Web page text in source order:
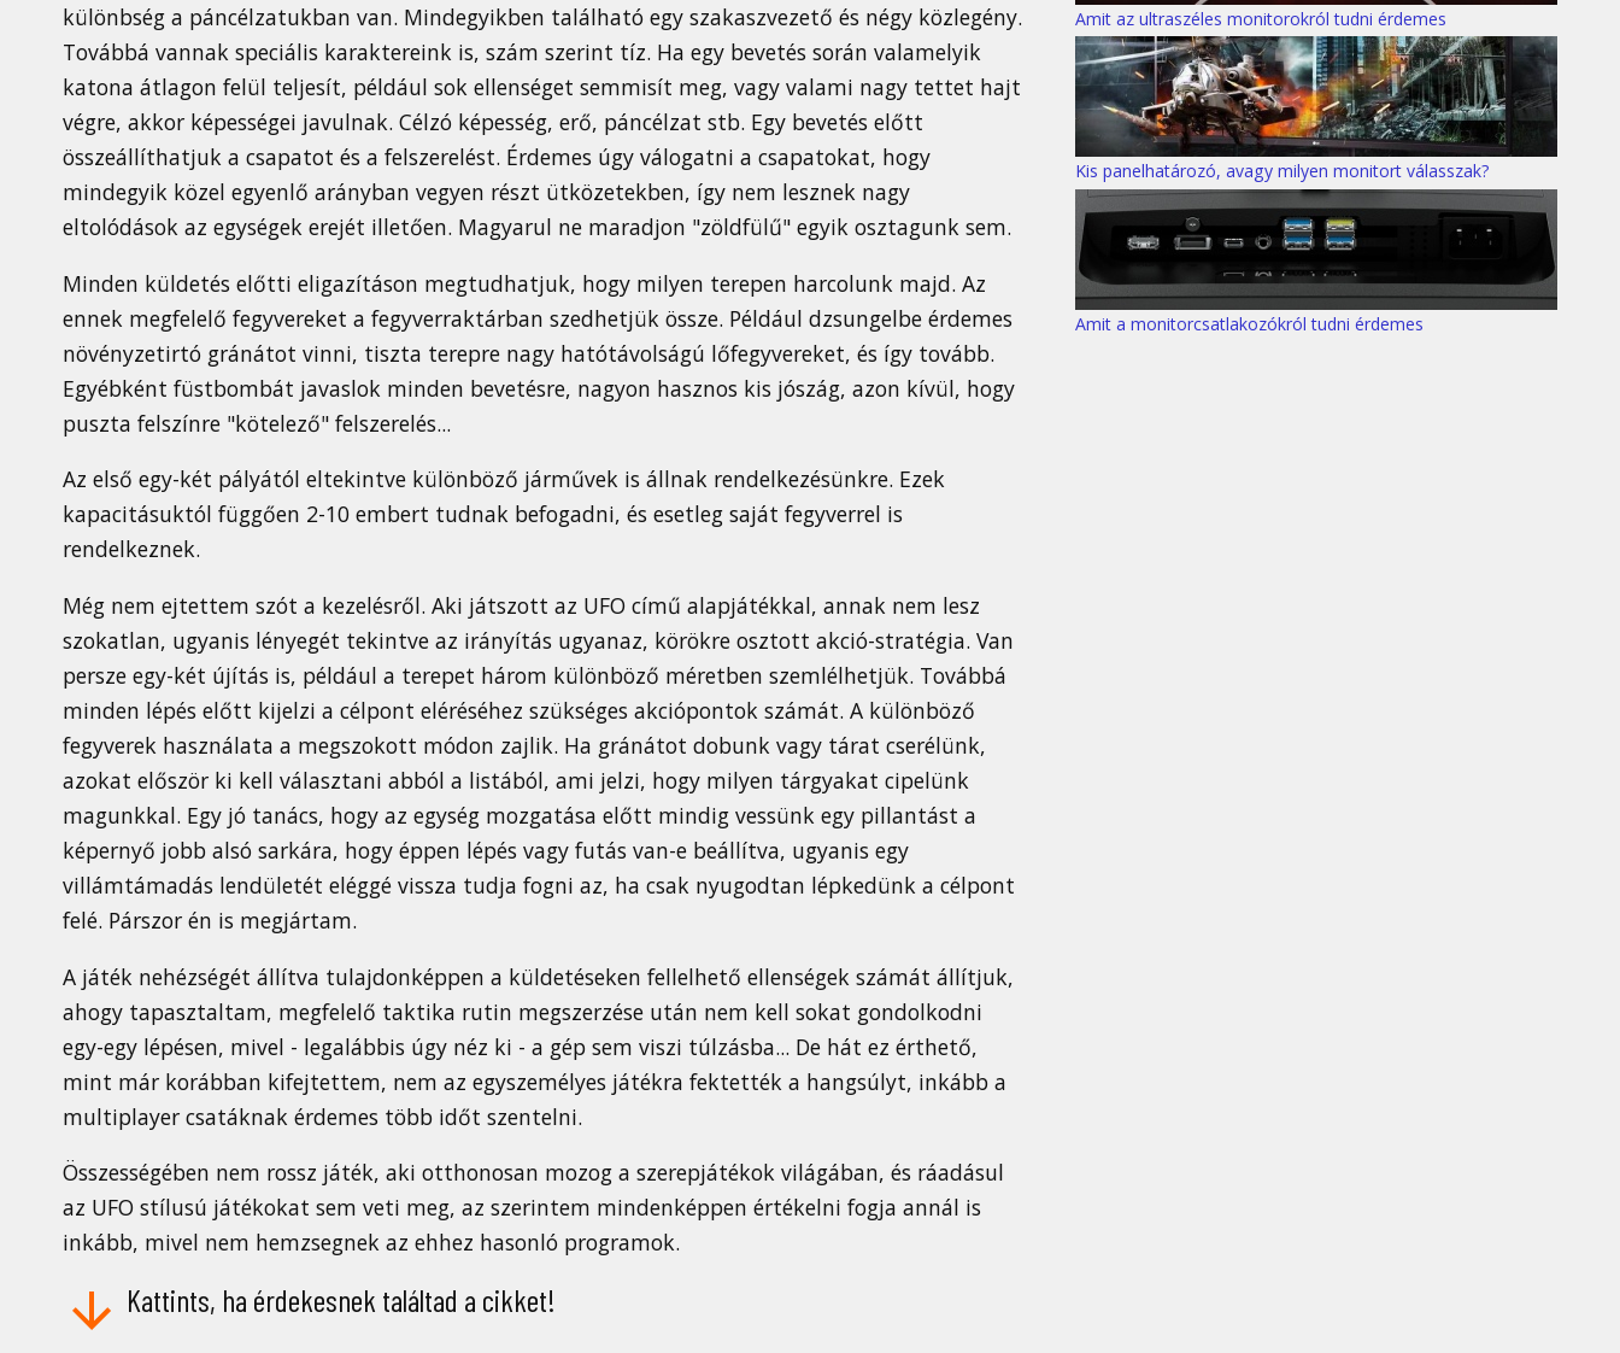
különbség a páncélzatukban van. Mindegyikben található egy szakaszvezető és négy közlegény.
Továbbá vannak speciális karaktereink is, szám szerint tíz. Ha egy bevetés során valamelyik
katona átlagon felül teljesít, például sok ellenséget semmisít meg, vagy valami nagy tettet hajt
végre, akkor képességei javulnak. Célzó képesség, erő, páncélzat stb. Egy bevetés előtt
összeállíthatjuk a csapatot és a felszerelést. Érdemes úgy válogatni a csapatokat, hogy
mindegyik közel egyenlő arányban vegyen részt ütközetekben, így nem lesznek nagy
eltolódások az egységek erejét illetően. Magyarul ne maradjon "zöldfülű" egyik osztagunk sem.
Minden küldetés előtti eligazításon megtudhatjuk, hogy milyen terepen harcolunk majd. Az
ennek megfelelő fegyvereket a fegyverraktárban szedhetjük össze. Például dzsungelbe érdemes
növényzetirtó gránátot vinni, tiszta terepre nagy hatótávolságú lőfegyvereket, és így tovább.
Egyébként füstbombát javaslok minden bevetésre, nagyon hasznos kis jószág, azon kívül, hogy
puszta felszínre "kötelező" felszerelés...
Az első egy-két pályától eltekintve különböző járművek is állnak rendelkezésünkre. Ezek
kapacitásuktól függően 2-10 embert tudnak befogadni, és esetleg saját fegyverrel is
rendelkeznek.
Még nem ejtettem szót a kezelésről. Aki játszott az UFO című alapjátékkal, annak nem lesz
szokatlan, ugyanis lényegét tekintve az irányítás ugyanaz, körökre osztott akció-stratégia. Van
persze egy-két újítás is, például a terepet három különböző méretben szemlélhetjük. Továbbá
minden lépés előtt kijelzi a célpont eléréséhez szükséges akciópontok számát. A különböző
fegyverek használata a megszokott módon zajlik. Ha gránátot dobunk vagy tárat cserélünk,
azokat először ki kell választani abból a listából, ami jelzi, hogy milyen tárgyakat cipelünk
magunkkal. Egy jó tanács, hogy az egység mozgatása előtt mindig vessünk egy pillantást a
képernyő jobb alsó sarkára, hogy éppen lépés vagy futás van-e beállítva, ugyanis egy
villámtámadás lendületét eléggé vissza tudja fogni az, ha csak nyugodtan lépkedünk a célpont
felé. Párszor én is megjártam.
A játék nehézségét állítva tulajdonképpen a küldetéseken fellelhető ellenségek számát állítjuk,
ahogy tapasztaltam, megfelelő taktika rutin megszerzése után nem kell sokat gondolkodni
egy-egy lépésen, mivel - legalábbis úgy néz ki - a gép sem viszi túlzásba... De hát ez érthető,
mint már korábban kifejtettem, nem az egyszemélyes játékra fektették a hangsúlyt, inkább a
multiplayer csatáknak érdemes több időt szentelni.
Összességében nem rossz játék, aki otthonosan mozog a szerepjátékok világában, és ráadásul
az UFO stílusú játékokat sem veti meg, az szerintem mindenképpen értékelni fogja annál is
inkább, mivel nem hemzsegnek az ehhez hasonló programok.
Kattints, ha érdekesnek találtad a cikket!
Amit az ultraszéles monitorokról tudni érdemes
Kis panelhatározó, avagy milyen monitort válasszak?
Amit a monitorcsatlakozókról tudni érdemes